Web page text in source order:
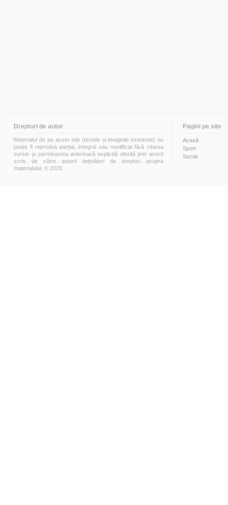
Drepturi de autor
Materialul de pe acest site (textele și imaginile existente) nu
poate fi reprodus parțial, integral sau modificat fără citarea
sursei și permisiunea anterioară explicită oferită prin acord
scris de către autorii deținători de drepturi asupra
materialului. © 2026
Pagini pe site
Acasă
Sport
Social